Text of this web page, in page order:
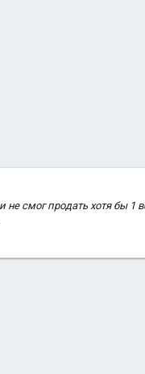
не смог продать хотя бы